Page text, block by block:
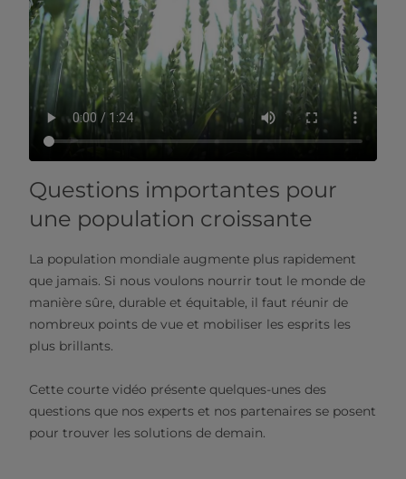
Questions importantes pour
une population croissante
La population mondiale augmente plus rapidement
que jamais. Si nous voulons nourrir tout le monde de
manière sûre, durable et équitable, il faut réunir de
nombreux points de vue et mobiliser les esprits les
plus brillants.
Cette courte vidéo présente quelques-unes des
questions que nos experts et nos partenaires se posent
pour trouver les solutions de demain.